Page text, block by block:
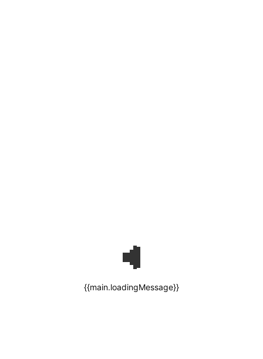
{{main.loadingMessage}}